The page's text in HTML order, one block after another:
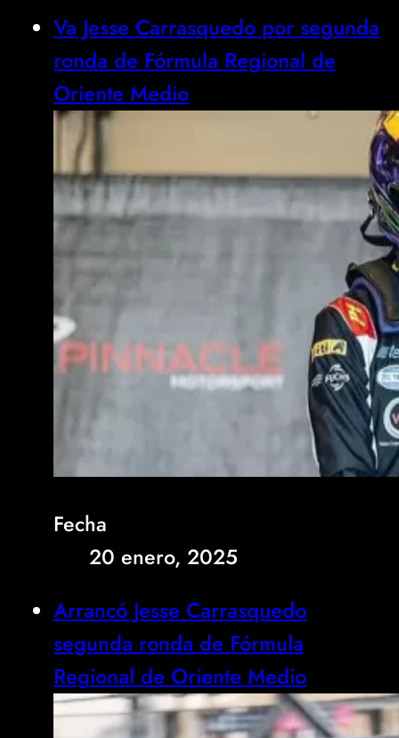
Va Jesse Carrasquedo por segunda
ronda de Fórmula Regional de
Oriente Medio
Fecha
20 enero, 2025
Arrancó Jesse Carrasquedo
segunda ronda de Fórmula
Regional de Oriente Medio